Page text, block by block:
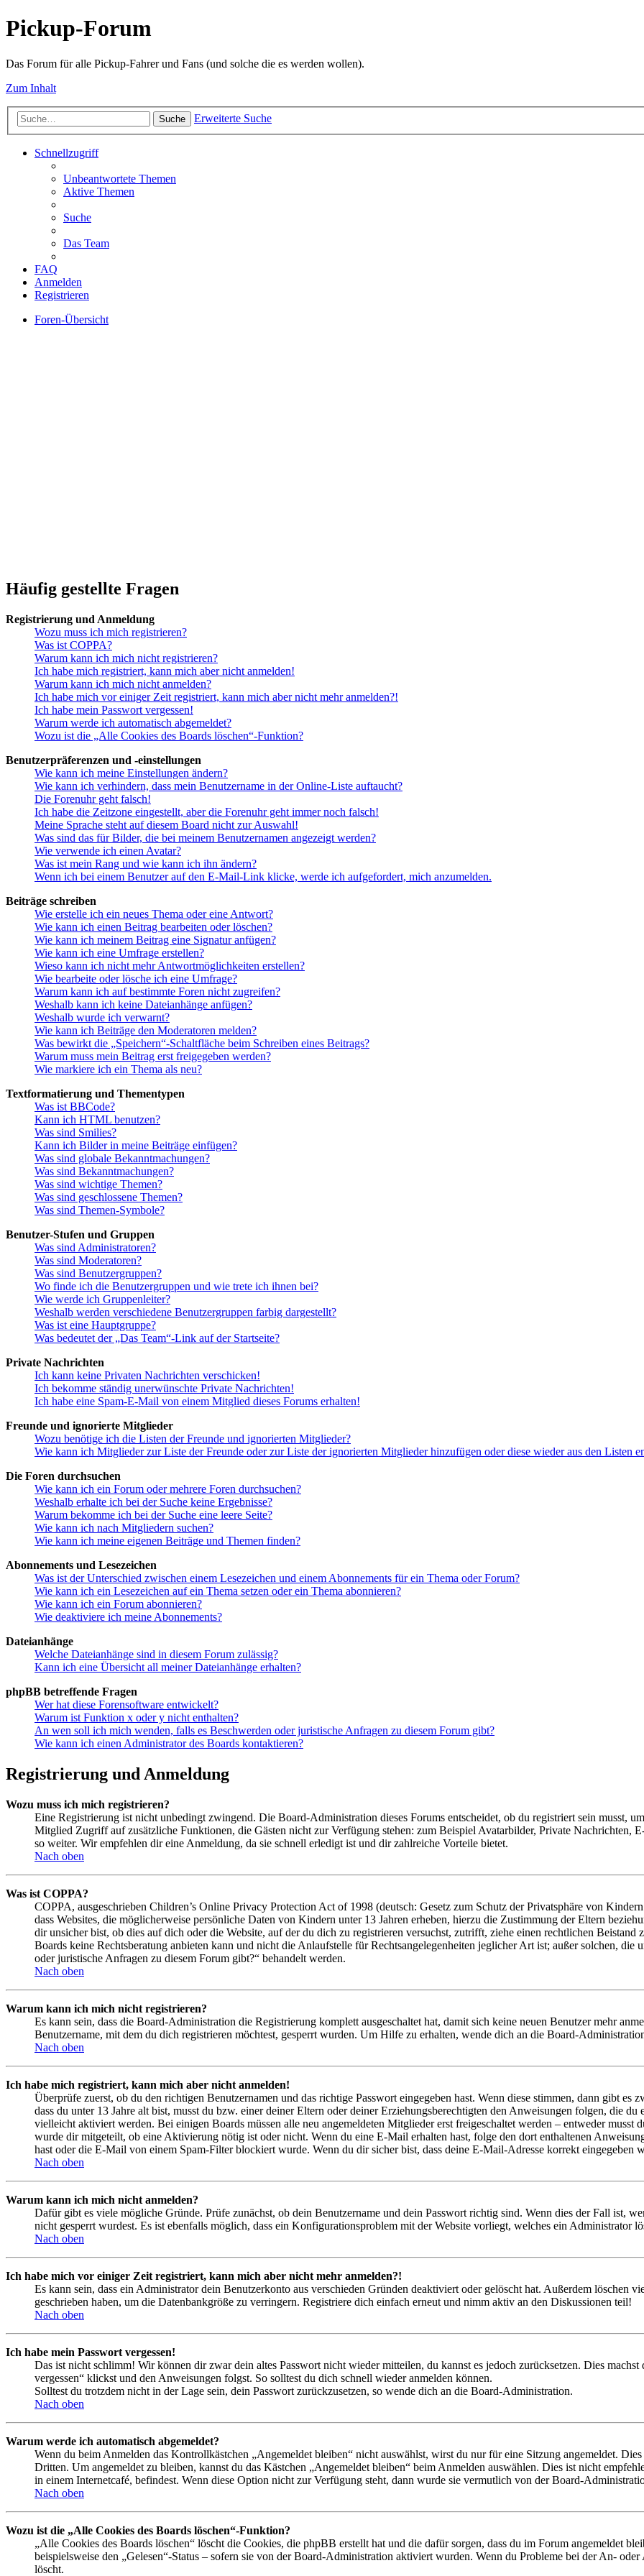
Pickup-Forum
Das Forum für alle Pickup-Fahrer und Fans (und solche die es werden wollen).
Zum Inhalt
Suche Erweiterte Suche
Schnellzugriff
Unbeantwortete Themen
Aktive Themen
Suche
Das Team
FAQ
Anmelden
Registrieren
Foren-Übersicht
Häufig gestellte Fragen
Registrierung und Anmeldung
Wozu muss ich mich registrieren?
Was ist COPPA?
Warum kann ich mich nicht registrieren?
Ich habe mich registriert, kann mich aber nicht anmelden!
Warum kann ich mich nicht anmelden?
Ich habe mich vor einiger Zeit registriert, kann mich aber nicht mehr anmelden?!
Ich habe mein Passwort vergessen!
Warum werde ich automatisch abgemeldet?
Wozu ist die „Alle Cookies des Boards löschen“-Funktion?
Benutzerpräferenzen und -einstellungen
Wie kann ich meine Einstellungen ändern?
Wie kann ich verhindern, dass mein Benutzername in der Online-Liste auftaucht?
Die Forenuhr geht falsch!
Ich habe die Zeitzone eingestellt, aber die Forenuhr geht immer noch falsch!
Meine Sprache steht auf diesem Board nicht zur Auswahl!
Was sind das für Bilder, die bei meinem Benutzernamen angezeigt werden?
Wie verwende ich einen Avatar?
Was ist mein Rang und wie kann ich ihn ändern?
Wenn ich bei einem Benutzer auf den E-Mail-Link klicke, werde ich aufgefordert, mich anzumelden.
Beiträge schreiben
Wie erstelle ich ein neues Thema oder eine Antwort?
Wie kann ich einen Beitrag bearbeiten oder löschen?
Wie kann ich meinem Beitrag eine Signatur anfügen?
Wie kann ich eine Umfrage erstellen?
Wieso kann ich nicht mehr Antwortmöglichkeiten erstellen?
Wie bearbeite oder lösche ich eine Umfrage?
Warum kann ich auf bestimmte Foren nicht zugreifen?
Weshalb kann ich keine Dateianhänge anfügen?
Weshalb wurde ich verwarnt?
Wie kann ich Beiträge den Moderatoren melden?
Was bewirkt die „Speichern“-Schaltfläche beim Schreiben eines Beitrags?
Warum muss mein Beitrag erst freigegeben werden?
Wie markiere ich ein Thema als neu?
Textformatierung und Thementypen
Was ist BBCode?
Kann ich HTML benutzen?
Was sind Smilies?
Kann ich Bilder in meine Beiträge einfügen?
Was sind globale Bekanntmachungen?
Was sind Bekanntmachungen?
Was sind wichtige Themen?
Was sind geschlossene Themen?
Was sind Themen-Symbole?
Benutzer-Stufen und Gruppen
Was sind Administratoren?
Was sind Moderatoren?
Was sind Benutzergruppen?
Wo finde ich die Benutzergruppen und wie trete ich ihnen bei?
Wie werde ich Gruppenleiter?
Weshalb werden verschiedene Benutzergruppen farbig dargestellt?
Was ist eine Hauptgruppe?
Was bedeutet der „Das Team“-Link auf der Startseite?
Private Nachrichten
Ich kann keine Privaten Nachrichten verschicken!
Ich bekomme ständig unerwünschte Private Nachrichten!
Ich habe eine Spam-E-Mail von einem Mitglied dieses Forums erhalten!
Freunde und ignorierte Mitglieder
Wozu benötige ich die Listen der Freunde und ignorierten Mitglieder?
Wie kann ich Mitglieder zur Liste der Freunde oder zur Liste der ignorierten Mitglieder hinzufügen oder diese wieder aus den Listen
Die Foren durchsuchen
Wie kann ich ein Forum oder mehrere Foren durchsuchen?
Weshalb erhalte ich bei der Suche keine Ergebnisse?
Warum bekomme ich bei der Suche eine leere Seite?
Wie kann ich nach Mitgliedern suchen?
Wie kann ich meine eigenen Beiträge und Themen finden?
Abonnements und Lesezeichen
Was ist der Unterschied zwischen einem Lesezeichen und einem Abonnements für ein Thema oder Forum?
Wie kann ich ein Lesezeichen auf ein Thema setzen oder ein Thema abonnieren?
Wie kann ich ein Forum abonnieren?
Wie deaktiviere ich meine Abonnements?
Dateianhänge
Welche Dateianhänge sind in diesem Forum zulässig?
Kann ich eine Übersicht all meiner Dateianhänge erhalten?
phpBB betreffende Fragen
Wer hat diese Forensoftware entwickelt?
Warum ist Funktion x oder y nicht enthalten?
An wen soll ich mich wenden, falls es Beschwerden oder juristische Anfragen zu diesem Forum gibt?
Wie kann ich einen Administrator des Boards kontaktieren?
Registrierung und Anmeldung
Wozu muss ich mich registrieren?
Eine Registrierung ist nicht unbedingt zwingend. Die Board-Administration dieses Forums entscheidet, ob du registriert sein musst,
Mitglied Zugriff auf zusätzliche Funktionen, die Gästen nicht zur Verfügung stehen: zum Beispiel Avatarbilder, Private Nachrichten,
so weiter. Wir empfehlen dir eine Anmeldung, da sie schnell erledigt ist und dir zahlreiche Vorteile bietet.
Nach oben
Was ist COPPA?
COPPA, ausgeschrieben Children’s Online Privacy Protection Act of 1998 (deutsch: Gesetz zum Schutz der Privatsphäre von
dass Websites, die möglicherweise persönliche Daten von Kindern unter 13 Jahren erheben, hierzu die Zustimmung der Eltern
dir unsicher bist, ob dies auf dich oder die Website, auf der du dich zu registrieren versuchst, zutrifft, ziehe einen rechtlichen
Boards keine Rechtsberatung anbieten kann und nicht die Anlaufstelle für Rechtsangelegenheiten jeglicher Art ist; außer solchen,
oder juristische Anfragen zu diesem Forum gibt?“ behandelt werden.
Nach oben
Warum kann ich mich nicht registrieren?
Es kann sein, dass die Board-Administration die Registrierung komplett ausgeschaltet hat, damit sich keine neuen Benutzer mehr
Benutzername, mit dem du dich registrieren möchtest, gesperrt wurden. Um Hilfe zu erhalten, wende dich an die Board-
Nach oben
Ich habe mich registriert, kann mich aber nicht anmelden!
Überprüfe zuerst, ob du den richtigen Benutzernamen und das richtige Passwort eingegeben hast. Wenn diese stimmen, dann gibt es
dass du unter 13 Jahre alt bist, musst du bzw. einer deiner Eltern oder deiner Erziehungsberechtigten den Anweisungen folgen, die
vielleicht aktiviert werden. Bei einigen Boards müssen alle neu angemeldeten Mitglieder erst freigeschaltet werden – entweder musst
wurde dir mitgeteilt, ob eine Aktivierung nötig ist oder nicht. Wenn du eine E-Mail erhalten hast, folge den dort enthaltenen
hast oder die E-Mail von einem Spam-Filter blockiert wurde. Wenn du dir sicher bist, dass deine E-Mail-Adresse korrekt eingegeben
Nach oben
Warum kann ich mich nicht anmelden?
Dafür gibt es viele mögliche Gründe. Prüfe zunächst, ob dein Benutzername und dein Passwort richtig sind. Wenn dies der Fall ist,
nicht gesperrt wurdest. Es ist ebenfalls möglich, dass ein Konfigurationsproblem mit der Website vorliegt, welches ein Administrator
Nach oben
Ich habe mich vor einiger Zeit registriert, kann mich aber nicht mehr anmelden?!
Es kann sein, dass ein Administrator dein Benutzerkonto aus verschieden Gründen deaktiviert oder gelöscht hat. Außerdem löschen
geschrieben haben, um die Datenbankgröße zu verringern. Registriere dich einfach erneut und nimm aktiv an den Diskussionen teil!
Nach oben
Ich habe mein Passwort vergessen!
Das ist nicht schlimm! Wir können dir zwar dein altes Passwort nicht wieder mitteilen, du kannst es jedoch zurücksetzen. Dies
vergessen“ klickst und den Anweisungen folgst. So solltest du dich schnell wieder anmelden können.
Solltest du trotzdem nicht in der Lage sein, dein Passwort zurückzusetzen, so wende dich an die Board-Administration.
Nach oben
Warum werde ich automatisch abgemeldet?
Wenn du beim Anmelden das Kontrollkästchen „Angemeldet bleiben“ nicht auswählst, wirst du nur für eine Sitzung angemeldet.
Dritten. Um angemeldet zu bleiben, kannst du das Kästchen „Angemeldet bleiben“ beim Anmelden auswählen. Dies ist nicht
in einem Internetcafé, befindest. Wenn diese Option nicht zur Verfügung steht, dann wurde sie vermutlich von der Board-
Nach oben
Wozu ist die „Alle Cookies des Boards löschen“-Funktion?
„Alle Cookies des Boards löschen“ löscht die Cookies, die phpBB erstellt hat und die dafür sorgen, dass du im Forum angemeldet
beispielsweise den „Gelesen“-Status – sofern sie von der Board-Administration aktiviert wurden. Wenn du Probleme bei der An-
löscht.